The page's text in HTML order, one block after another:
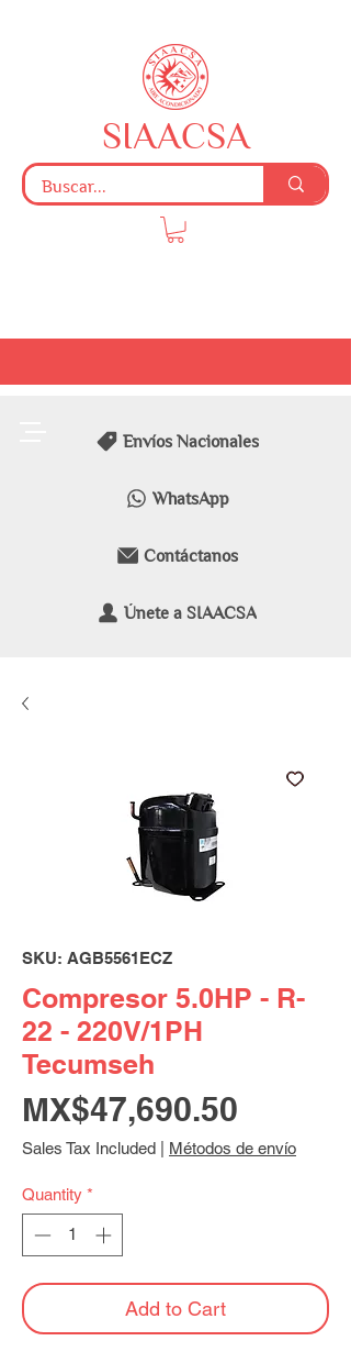
Envíos Nacionales
WhatsApp
Contáctanos
Únete a SIAACSA
SIAACSA
SKU: AGB5561ECZ
Compresor 5.0HP - R-
22 - 220V/1PH
Tecumseh
MX$47,690.50
Sales Tax Included Métodos de envío
Quantity *
Add to Cart